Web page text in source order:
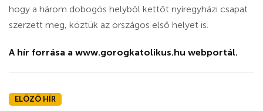
hogy a három dobogós helyből kettőt nyíregyházi csapat
szerzett meg, köztük az országos első helyet is.
A hír forrása a www.gorogkatolikus.hu webportál.
ELŐZŐ HÍR